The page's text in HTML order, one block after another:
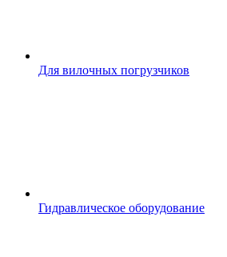
Для вилочных погрузчиков
Гидравлическое оборудование